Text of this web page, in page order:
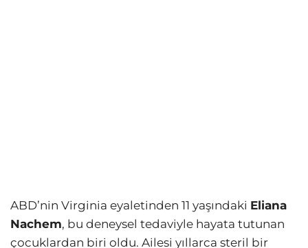
ABD’nin Virginia eyaletinden 11 yaşındaki Eliana
Nachem, bu deneysel tedaviyle hayata tutunan
çocuklardan biri oldu. Ailesi yıllarca steril bir